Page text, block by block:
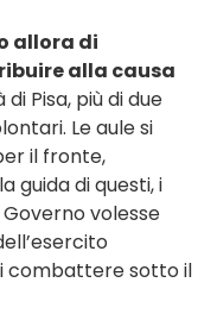
allora di
alla causa
Pisa, più di due
Le aule si
il fronte,
guida di questi, i
volesse
combattere sotto il